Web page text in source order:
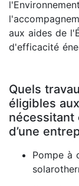
aux aides de
d'efficacité
Quels
éligibles
nécessitant
d’une
Pompe à